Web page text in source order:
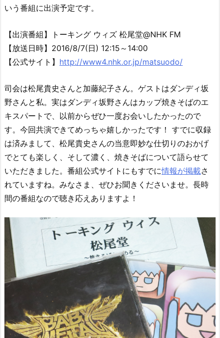
いう番組に出演予定です。
【出演番組】トーキング ウィズ 松尾堂@NHK FM
【放送日時】2016/8/7(日) 12:15～14:00
【公式サイト】 http://www4.nhk.or.jp/matsuodo/
司会は松尾貴史さんと加藤紀子さん。ゲストはダンディ坂
野さんと私。実はダンディ坂野さんはカップ焼きそばのエ
キスパートで、以前からぜひ一度お会いしたかったので
す。今回共演できてめっちゃ嬉しかったです！ すでに収録
は済みまして、松尾貴史さんの当意即妙な仕切りのおかげ
でとても楽しく、そして濃く、焼きそばについて語らせて
いただきました。番組公式サイトにもすでに情報が掲載さ
れていますね。みなさま、ぜひお聞きくださいませ。長時
間の番組なので聴き応えありますよ！